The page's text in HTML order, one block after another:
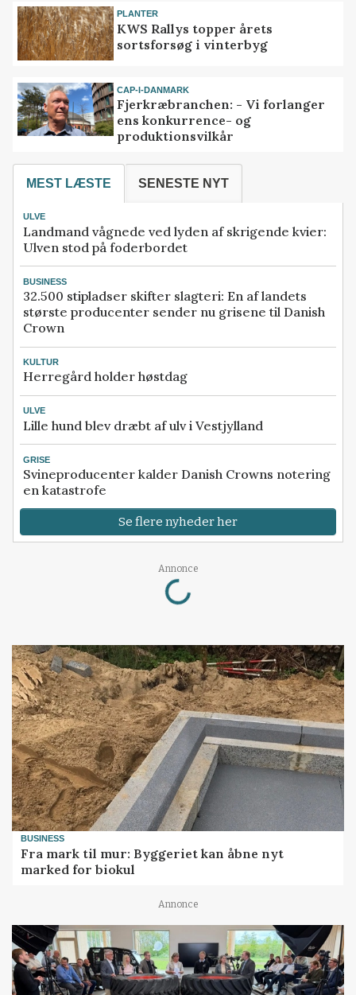
PLANTER
KWS Rallys topper årets
sortsforsøg i vinterbyg
CAP-I-DANMARK
Fjerkræbranchen: - Vi forlanger
ens konkurrence- og
produktionsvilkår
MEST LÆSTE SENESTE NYT
ULVE
Landmand vågnede ved lyden af skrigende kvier:
Ulven stod på foderbordet
BUSINESS
32.500 stipladser skifter slagteri: En af landets
største producenter sender nu grisene til Danish
Crown
KULTUR
Herregård holder høstdag
ULVE
Lille hund blev dræbt af ulv i Vestjylland
GRISE
Svineproducenter kalder Danish Crowns notering
en katastrofe
Se flere nyheder her
Annonce
Loading...
BUSINESS
Fra mark til mur: Byggeriet kan åbne nyt
marked for biokul
Annonce